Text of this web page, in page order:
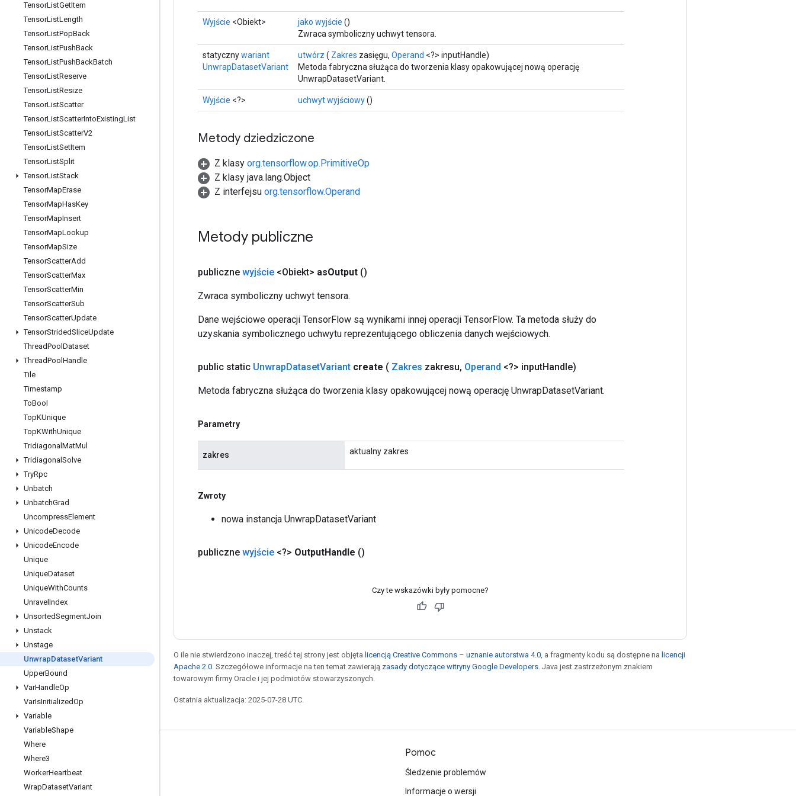
TensorListGetItem
TensorListLength
TensorListPopBack
TensorListPushBack
TensorListPushBackBatch
TensorListReserve
TensorListResize
TensorListScatter
TensorListScatterIntoExistingList
TensorListScatterV2
TensorListSetItem
TensorListSplit
TensorListStack
TensorMapErase
TensorMapHasKey
TensorMapInsert
TensorMapLookup
TensorMapSize
TensorScatterAdd
TensorScatterMax
TensorScatterMin
TensorScatterSub
TensorScatterUpdate
TensorStridedSliceUpdate
ThreadPool Dataset
ThreadPool Handle
Tile
Timestamp
ToBool
TopKUnique
TopKWithUnique
Tridiagonal MatMul
Tridiagonal Solve
TryRpc
Unbatch
UnbatchGrad
UncompressElement
UnicodeDecode
UnicodeEncode
Unique
UniqueDataset
UniqueWithCounts
Unravel Index
UnsortedSegmentJoin
Unstack
Unstage
UnwrapDatasetVariant
UpperBound
VarHandleOp
VarIsInitializedOp
Variable
VariableShape
Where
Where3
WorkerHeartbeat
WrapDatasetVariant
Wyjście <Obiekt> jako wyjście ()
Zwraca symboliczny uchwyt tensora.
statycznywariant
UnwrapDatasetVariant
utwórz ( Zakres zasięgu, Operand <?> inputHandle)
Metoda fabryczna służąca do tworzenia klasy opakowującej nową operację
UnwrapDatasetVariant.
Wyjście <?> uchwyt wyjściowy()
Metody dziedziczone
Z klasy org.tensorflow.op.PrimitiveOp
Z klasy java.lang.Object
Z interfejsu org.tensorflow.Operand
Metody publiczne
publiczne wyjście <Obiekt> asOutput ()
Zwraca symboliczny uchwyt tensora.
Dane wejściowe operacji TensorFlow są wynikami innej operacji TensorFlow. Ta metoda służy do
uzyskania symbolicznego uchwytu reprezentującego obliczenia danych wejściowych.
public static UnwrapDatasetVariant create ( Zakres zakresu, Operand <?> inputHandle)
Metoda fabryczna służąca do tworzenia klasy opakowującej nową operację UnwrapDatasetVariant.
Parametry
zakres aktualny zakres
Zwroty
nowa instancja UnwrapDatasetVariant
publiczne wyjście <?> OutputHandle ()
Czy te wskazówki były pomocne?
O ile nie stwierdzono inaczej, treść tej strony jest objęta licencją Creative Commons – uznanie autorstwa 4.0 , a fragmenty kodu są dostępne na licencji
Apache 2.0 . Szczegółowe informacje na ten temat zawierają zasady dotyczące witryny Google Developers . Java jest zastrzeżonym znakiem
towarowym firmy Oracle i jej podmiotów stowarzyszonych.
Ostatnia aktualizacja: 2025-07-28 UTC.
Pozostawaj w kontakcie
Blog
Forum
Pomoc
Śledzenie problemów
Informacje o wersji